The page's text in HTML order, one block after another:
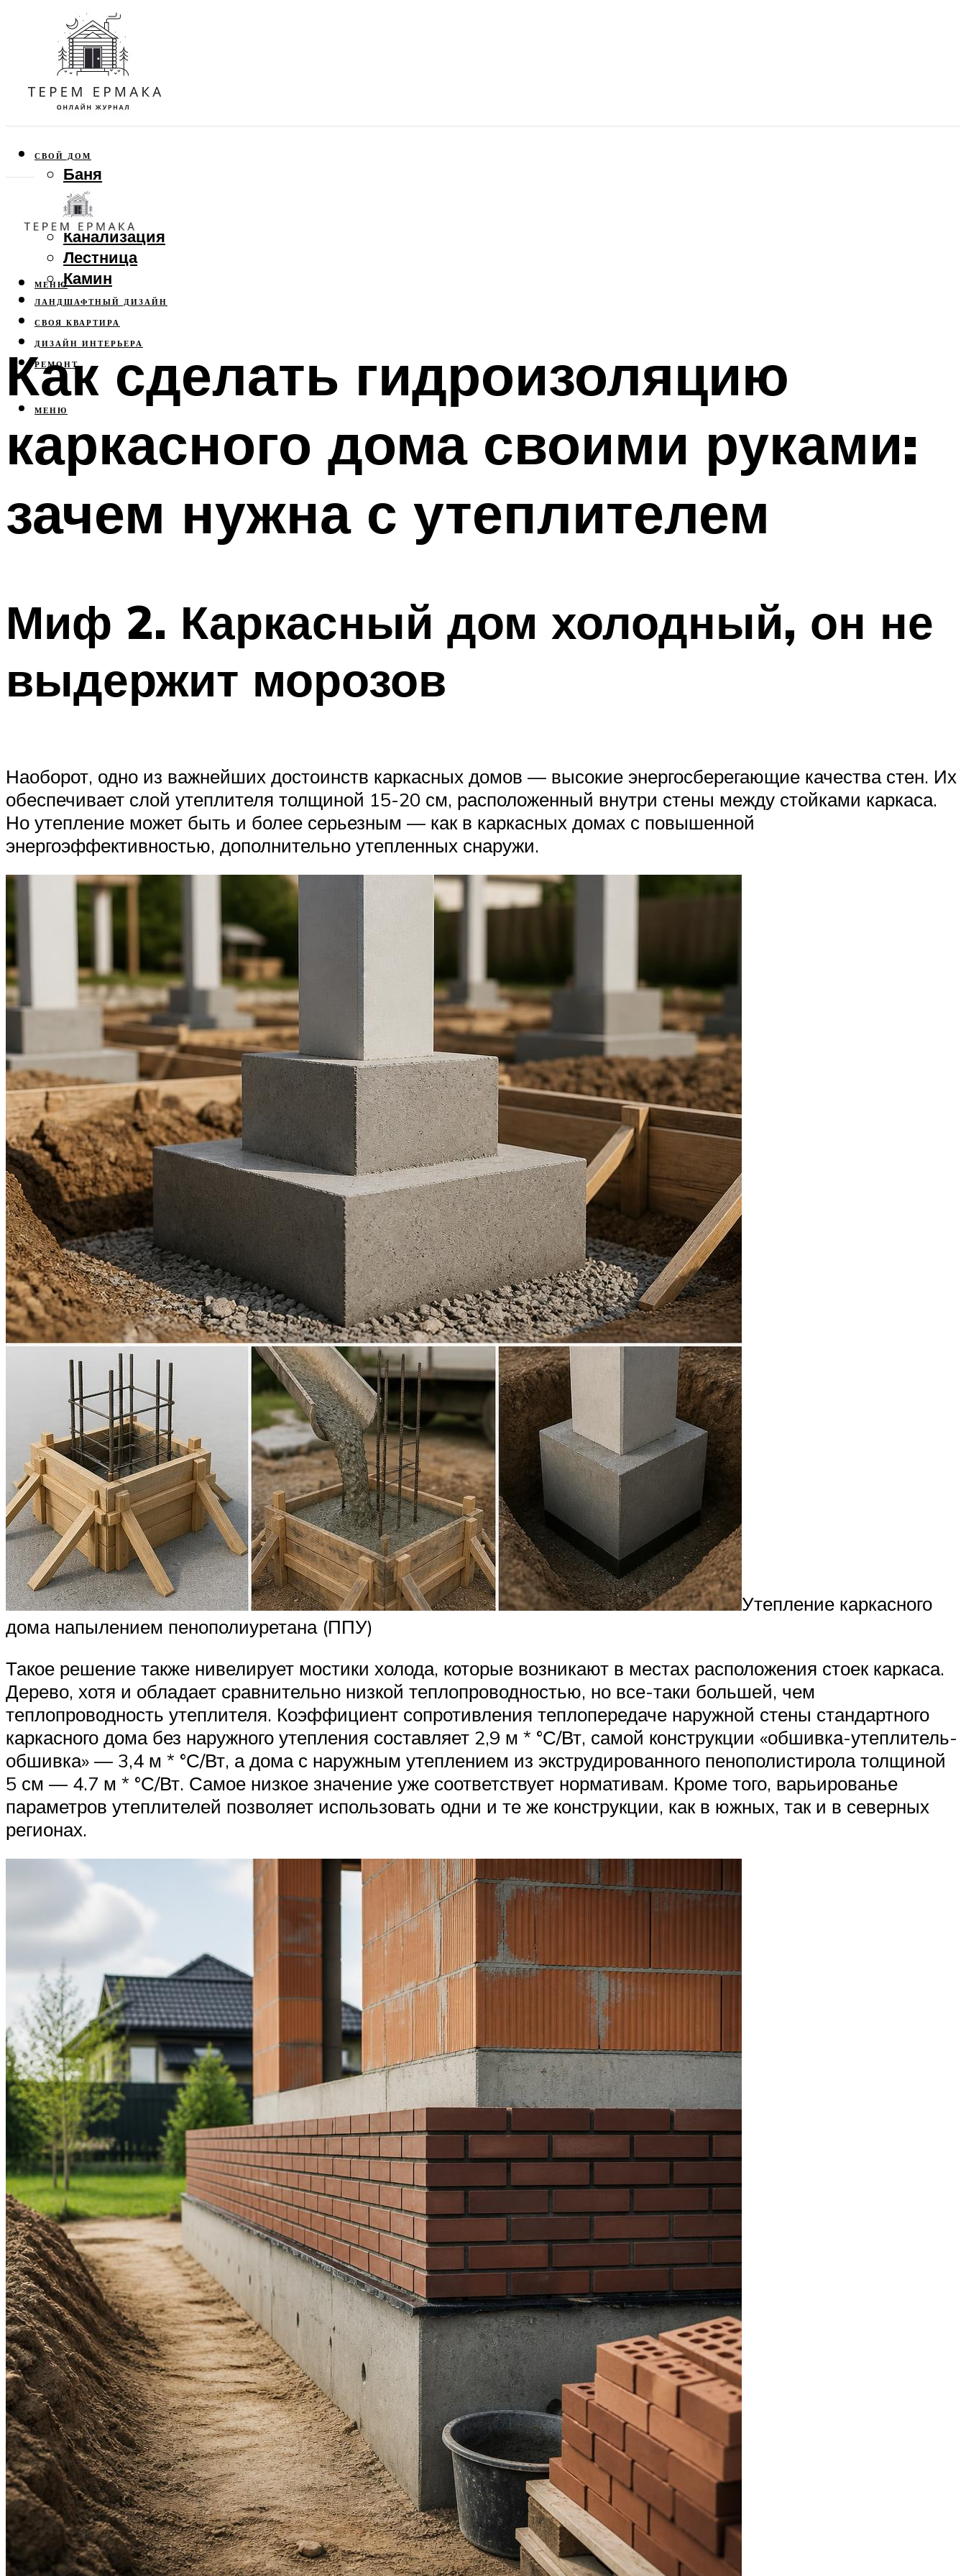
СВОЙ ДОМ
Баня
Веранда
Забор
Канализация
Лестница
Камин
ЛАНДШАФТНЫЙ ДИЗАЙН
СВОЯ КВАРТИРА
ДИЗАЙН ИНТЕРЬЕРА
РЕМОНТ
МЕНЮ
МЕНЮ
Как сделать гидроизоляцию
каркасного дома своими руками:
зачем нужна с утеплителем
Миф 2. Каркасный дом холодный, он не
выдержит морозов
Наоборот, одно из важнейших достоинств каркасных домов — высокие энергосберегающие качества стен. Их
обеспечивает слой утеплителя толщиной 15-20 см, расположенный внутри стены между стойками каркаса.
Но утепление может быть и более серьезным — как в каркасных домах с повышенной
энергоэффективностью, дополнительно утепленных снаружи.
Утепление каркасного
дома напылением пенополиуретана (ППУ)
Такое решение также нивелирует мостики холода, которые возникают в местах расположения стоек каркаса.
Дерево, хотя и обладает сравнительно низкой теплопроводностью, но все-таки большей, чем
теплопроводность утеплителя. Коэффициент сопротивления теплопередаче наружной стены стандартного
каркасного дома без наружного утепления составляет 2,9 м * °С/Вт, самой конструкции «обшивка-утеплитель-
обшивка» — 3,4 м * °С/Вт, а дома с наружным утеплением из экструдированного пенополистирола толщиной
5 см — 4.7 м * °С/Вт. Самое низкое значение уже соответствует нормативам. Кроме того, варьированье
параметров утеплителей позволяет использовать одни и те же конструкции, как в южных, так и в северных
регионах.